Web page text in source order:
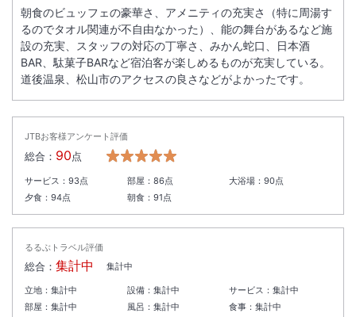
朝食のビュッフェの豪華さ、アメニティの充実さ（特に周湯す
るのでタオル関連が不自由なかった）、能の舞台があるなど施
設の充実、スタッフの対応の丁寧さ、みかん蛇口、日本酒
BAR、駄菓子BARなど宿泊客が楽しめるものが充実している。
道後温泉、松山市のアクセスの良さなどがよかったです。
JTBお客様アンケート評価
総合： 90点
サービス： 93点 部屋： 86点 大浴場：90点
夕食： 94点 朝食： 91点
るるぶトラベル評価
総合： 集計中 集計中
立地： 集計中 設備： 集計中 サービス：集計中
部屋： 集計中 風呂： 集計中 食事：集計中